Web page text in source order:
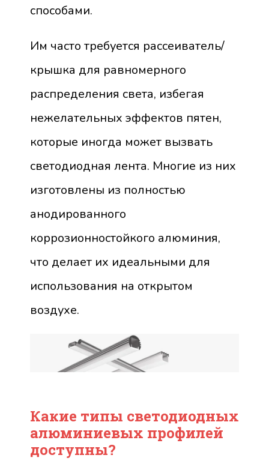
способами.
Им часто требуется рассеиватель/
крышка для равномерного
распределения света, избегая
нежелательных эффектов пятен,
которые иногда может вызвать
светодиодная лента. Многие из них
изготовлены из полностью
анодированного
коррозионностойкого алюминия,
что делает их идеальными для
использования на открытом
воздухе.
Какие типы светодиодных
алюминиевых профилей
доступны?